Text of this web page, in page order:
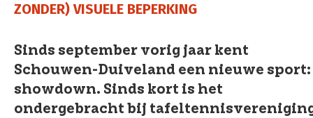
ZONDER) VISUELE BEPERKING
Sinds september vorig jaar kent
Schouwen-Duiveland een nieuwe sport:
showdown. Sinds kort is het
ondergebracht bij